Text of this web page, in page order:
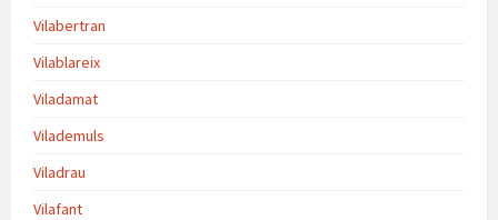
Vilabertran
Vilablareix
Viladamat
Vilademuls
Viladrau
Vilafant